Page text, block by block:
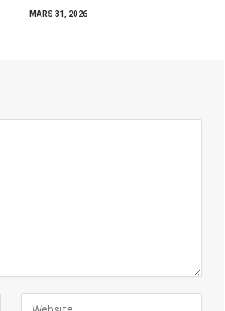
MARS 31, 2026